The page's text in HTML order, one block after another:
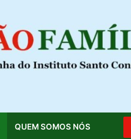
QUEM SOMOS NÓS